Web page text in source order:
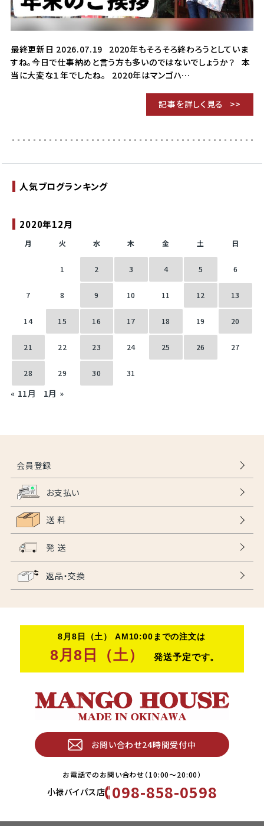
最終更新日 2026.07.19 2020年もそろそろ終わろうとしていま
すね。今日で仕事納めと言う方も多いのではないでしょうか？ 本
当に大変な１年でしたね。 2020年はマンゴハ…
記事を詳しく見る
2020年12月
月 火 水 木 金 土 日
1 2 3 4 5 6
7 8 9 10 11 12 13
14 15 16 17 18 19 20
21 22 23 24 25 26 27
28 29 30 31
« 11月 1月 »
人気ブログランキング
会員登録
お支払い
送 料
発 送
返品・交換
お問い合わせ24時間受付中
お電話でのお問い合わせ（10:00〜20:00）
小禄バイパス店 098-858-0598